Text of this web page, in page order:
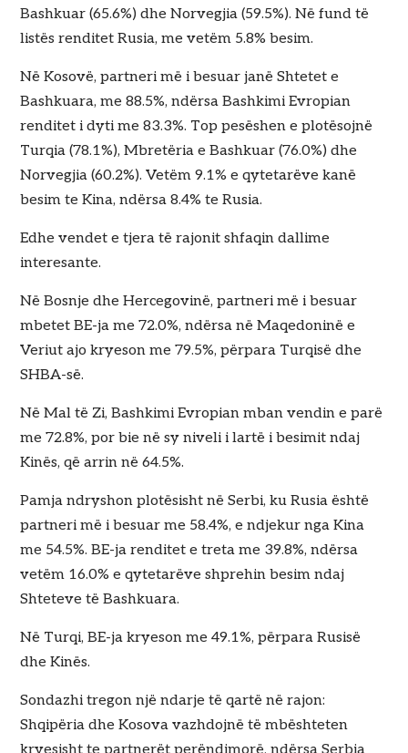
Bashkuar (65.6%) dhe Norvegjia (59.5%). Në fund të
listës renditet Rusia, me vetëm 5.8% besim.
Në Kosovë, partneri më i besuar janë Shtetet e
Bashkuara, me 88.5%, ndërsa Bashkimi Evropian
renditet i dyti me 83.3%. Top pesëshen e plotësojnë
Turqia (78.1%), Mbretëria e Bashkuar (76.0%) dhe
Norvegjia (60.2%). Vetëm 9.1% e qytetarëve kanë
besim te Kina, ndërsa 8.4% te Rusia.
Edhe vendet e tjera të rajonit shfaqin dallime
interesante.
Në Bosnje dhe Hercegovinë, partneri më i besuar
mbetet BE-ja me 72.0%, ndërsa në Maqedoninë e
Veriut ajo kryeson me 79.5%, përpara Turqisë dhe
SHBA-së.
Në Mal të Zi, Bashkimi Evropian mban vendin e parë
me 72.8%, por bie në sy niveli i lartë i besimit ndaj
Kinës, që arrin në 64.5%.
Pamja ndryshon plotësisht në Serbi, ku Rusia është
partneri më i besuar me 58.4%, e ndjekur nga Kina
me 54.5%. BE-ja renditet e treta me 39.8%, ndërsa
vetëm 16.0% e qytetarëve shprehin besim ndaj
Shteteve të Bashkuara.
Në Turqi, BE-ja kryeson me 49.1%, përpara Rusisë
dhe Kinës.
Sondazhi tregon një ndarje të qartë në rajon:
Shqipëria dhe Kosova vazhdojnë të mbështeten